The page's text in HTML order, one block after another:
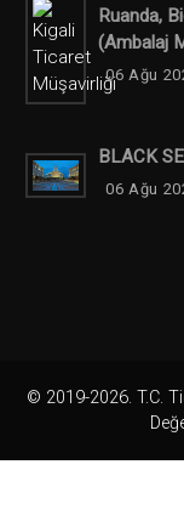
Ruanda,
(ambalaj
06 Ağu
BLACK
06 Ağu
© 2019-2026. T.C.